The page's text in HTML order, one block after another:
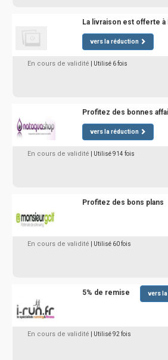
La livraison est offerte à
vers la réduction
En cours de validité | Utilisé 6 fois
Profitez des bonnes
vers la réduction
En cours de validité | Utilisé 914 fois
Profitez des bons plans
En cours de validité | Utilisé 60 fois
5% de remise vers
En cours de validité | Utilisé 92 fois